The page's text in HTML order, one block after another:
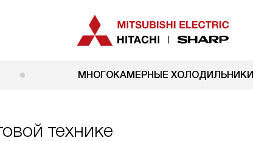
МНОГОКАМЕРНЫЕ ХОЛОДИЛЬНИКИ
технике